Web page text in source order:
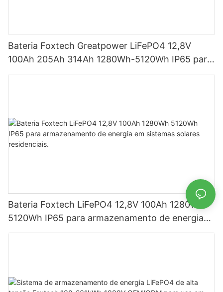
Bateria Foxtech Greatpower LiFePO4 12,8V
100Ah 205Ah 314Ah 1280Wh-5120Wh IP65 para
armazenamento de energia
Bateria Foxtech LiFePO4 12,8V 100Ah 1280Wh
5120Wh IP65 para armazenamento de energia
em sistemas solares residenciais.